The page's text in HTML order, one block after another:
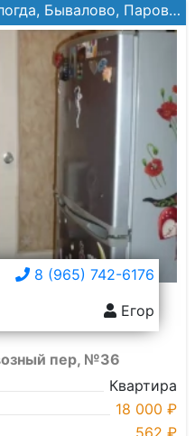
Бывалово, Паровозный пер, №36
8 (965) 742-6176
Егор
пер, №36
Квартира
18 000 ₽
562 ₽